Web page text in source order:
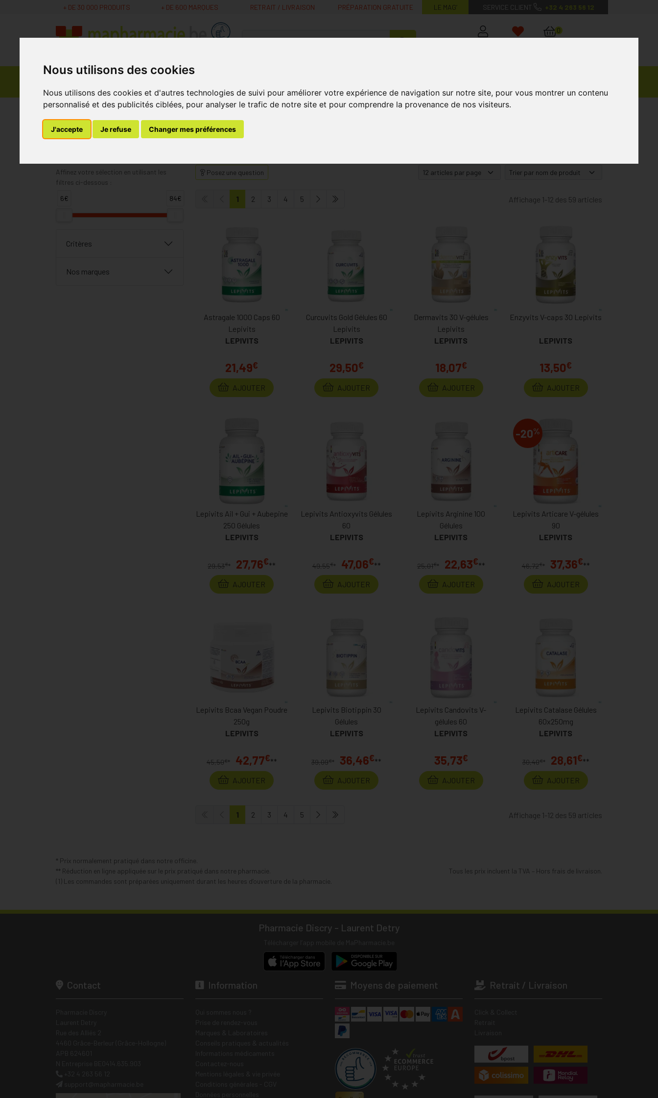
Nous utilisons des cookies
Nous utilisons des cookies et d'autres technologies de suivi pour améliorer votre expérience de navigation sur notre site, pour vous montrer un contenu
personnalisé et des publicités ciblées, pour analyser le trafic de notre site et pour comprendre la provenance de nos visiteurs.
J'accepte Je refuse Changer mes préférences
+ DE 30 000 PRODUITS + DE 600 MARQUES RETRAIT / LIVRAISON PRÉPARATION GRATUITE LE MAG’ SERVICE CLIENT +32 4 263 56 12
MaPharmacie.be ma santé, mes conseils, mes prix
0
Parapharmacie -
MaPharmacie.be Lepivits
Lepivits
Posez une question
Affichage 1-12 des 59 articles
1 2 3 4 5
Astragale 1000 Caps 60
Lepivits
LEPIVITS
21,49€
AJOUTER
Curcuvits Gold Gélules 60
Lepivits
LEPIVITS
29,50€
AJOUTER
Dermavits 30 V-gélules
Lepivits
LEPIVITS
18,07€
AJOUTER
Enzyvits V-caps 30 Lepivits
LEPIVITS
13,50€
AJOUTER
Lepivits Ail + Gui + Aubepine
250 Gélules
LEPIVITS
29,53€* 27,76€**
AJOUTER
Lepivits Antioxyvits Gélules
60
LEPIVITS
49,55€ * 47,06€**
AJOUTER
Lepivits Arginine 100
Gélules
LEPIVITS
25,01€* 22,63€**
AJOUTER
-20%
Lepivits Articare V-gélules
90
LEPIVITS
46,72€ * 37,36€**
AJOUTER
Lepivits Bcaa Vegan Poudre
250g
LEPIVITS
45,50€* 42,77€**
AJOUTER
Lepivits Biotippin 30
Gélules
LEPIVITS
39,09€* 36,46€**
AJOUTER
Lepivits Candovits V-
gélules 60
LEPIVITS
35,73€
AJOUTER
Lepivits Catalase Gélules
60x250mg
LEPIVITS
30,40€ * 28,61€**
AJOUTER
Affichage 1-12 des 59 articles
1 2 3 4 5
Affinez votre sélection en utilisant les
filtres ci-dessous :
6€
84€
Critères
Nos marques
* Prix normalement pratiqué dans notre officine.
** Réduction en ligne appliquée sur le prix pratiqué dans notre pharmacie.
(1) Les commandes sont préparées uniquement durant les heures d’ouverture de la pharmacie.
Tous les prix incluent la TVA – Hors frais de livraison.
Pharmacie Discry - Laurent Detry
Contact Information Moyens de paiement Retrait / Livraison